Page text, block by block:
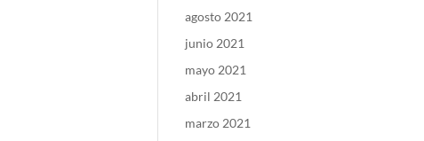
agosto 2021
junio 2021
mayo 2021
abril 2021
marzo 2021